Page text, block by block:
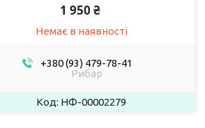
1 950 ₴
Немає в наявності
+380 (93) 479-78-41
Рибар
НФ-00002279